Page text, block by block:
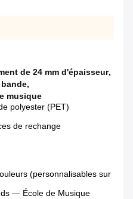
de 24 mm d'épaisseur,
,
musique
polyester (PET)
de rechange
(personnalisables sur
— École de Musique